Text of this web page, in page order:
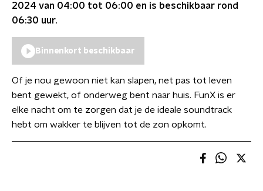
2024 van 04:00 tot 06:00 en is beschikbaar rond
06:30 uur.
Binnenkort beschikbaar
Of je nou gewoon niet kan slapen, net pas tot leven
bent gewekt, of onderweg bent naar huis. FunX is er
elke nacht om te zorgen dat je de ideale soundtrack
hebt om wakker te blijven tot de zon opkomt.